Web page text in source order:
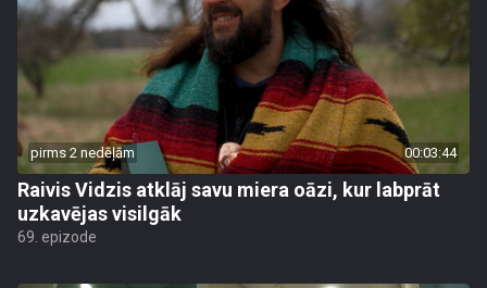
pirms 2 nedēļām 00:03:44
Raivis Vidzis atklāj savu miera oāzi, kur labprāt
uzkavējas visilgāk
69. epizode